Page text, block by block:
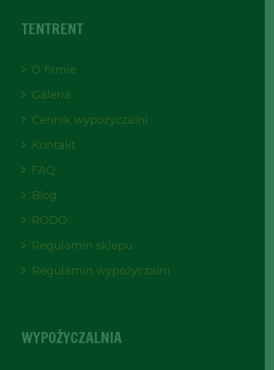
TENTRENT
O firmie
Galeria
Cennik wypożyczalni
Kontakt
FAQ
Blog
RODO
Regulamin sklepu
Regulamin wypożyczalni
WYPOŻYCZALNIA